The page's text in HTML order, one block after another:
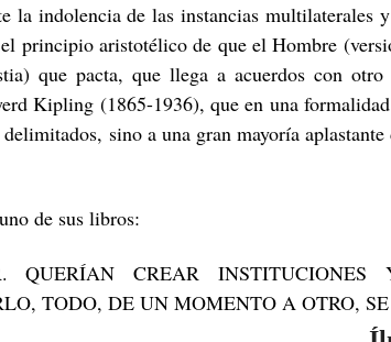
la indolencia de las instancias multilaterales
principio aristotélico de que el Hombre
que pacta, que llega a acuerdos con
Kipling (1865-1936), que en una
sino a una gran mayoría
de sus libros:
QUERÍAN CREAR
TODO, DE UN MOMENTO A OTRO,